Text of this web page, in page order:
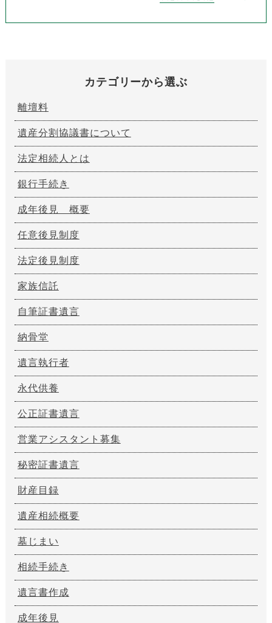
カテゴリーから選ぶ
離壇料
遺産分割協議書について
法定相続人とは
銀行手続き
成年後見 概要
任意後見制度
法定後見制度
家族信託
自筆証書遺言
納骨堂
遺言執行者
永代供養
公正証書遺言
営業アシスタント募集
秘密証書遺言
財産目録
遺産相続概要
墓じまい
相続手続き
遺言書作成
成年後見